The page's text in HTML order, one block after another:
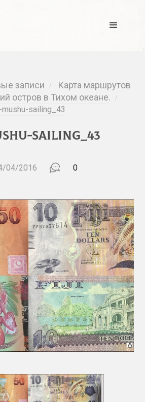
записи / Карта маршрутов
остров в Тихом океане. /
sailing_43
sailing_43
04/2016 0